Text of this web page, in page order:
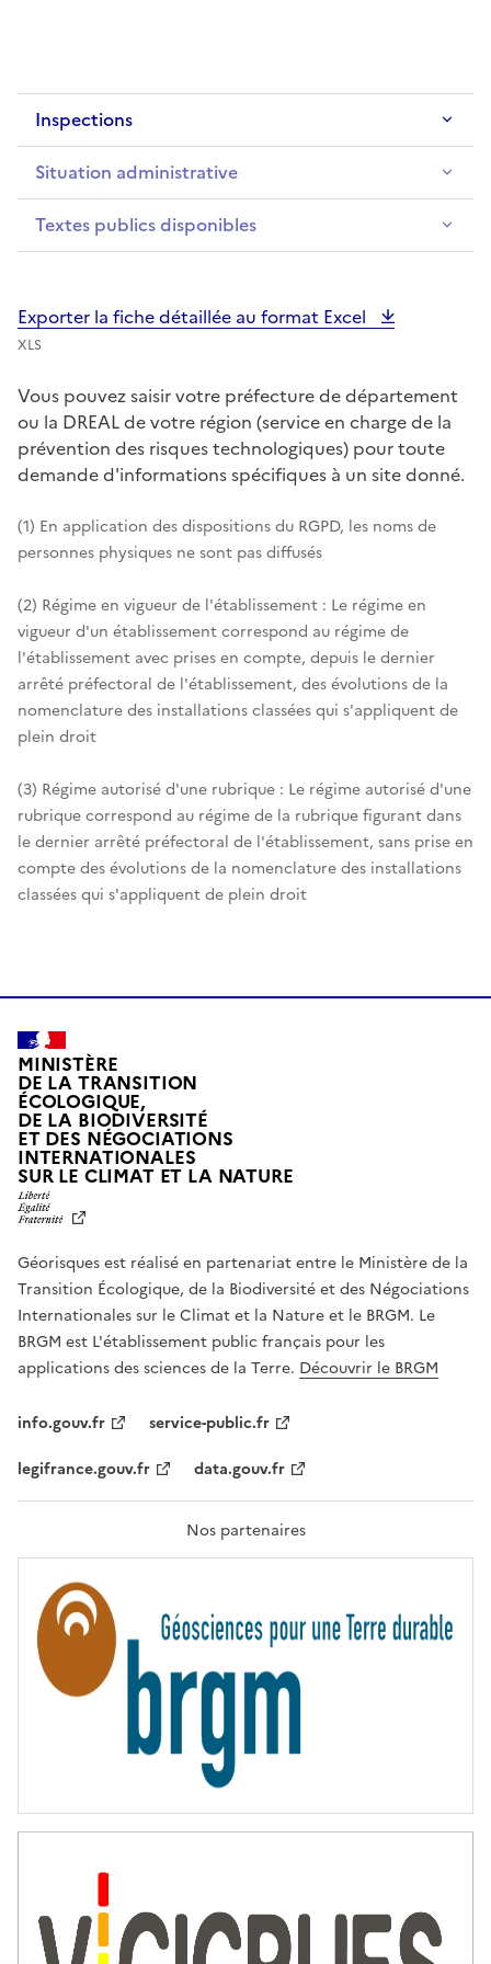
Inspections
Situation administrative
Textes publics disponibles
Exporter la fiche détaillée au format Excel
XLS
Vous pouvez saisir votre préfecture de département
ou la DREAL de votre région (service en charge de la
prévention des risques technologiques) pour toute
demande d'informations spécifiques à un site donné.
(1) En application des dispositions du RGPD, les noms de
personnes physiques ne sont pas diffusés
(2) Régime en vigueur de l'établissement : Le régime en
vigueur d'un établissement correspond au régime de
l'établissement avec prises en compte, depuis le dernier
arrêté préfectoral de l'établissement, des évolutions de la
nomenclature des installations classées qui s'appliquent de
plein droit
(3) Régime autorisé d'une rubrique : Le régime autorisé d'une
rubrique correspond au régime de la rubrique figurant dans
le dernier arrêté préfectoral de l'établissement, sans prise en
compte des évolutions de la nomenclature des installations
classées qui s'appliquent de plein droit
MINISTÈRE
DE LA TRANSITION
ÉCOLOGIQUE,
DE LA BIODIVERSITÉ
ET DES NÉGOCIATIONS
INTERNATIONALES
SUR LE CLIMAT ET LA NATUREL
T
É
,
É
G
A
L
F
A
T
R
T
É
Géorisques est réalisé en partenariat entre le Ministère de la
Transition Écologique, de la Biodiversité et des Négociations
Internationales sur le Climat et la Nature et le BRGM. Le
BRGM est L'établissement public français pour les
applications des sciences de la Terre. Découvrir le BRGM
info.gouv.fr
service-public.fr
legifrance.gouv.fr
data.gouv.fr
Nos partenaires